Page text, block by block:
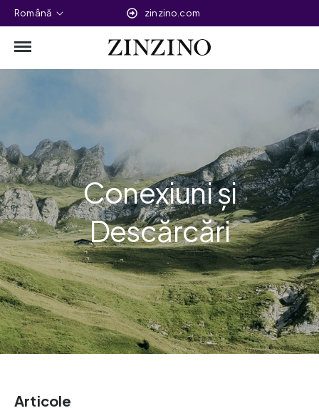
Română zinzino.com
Conexiuni și
Descărcări
Articole